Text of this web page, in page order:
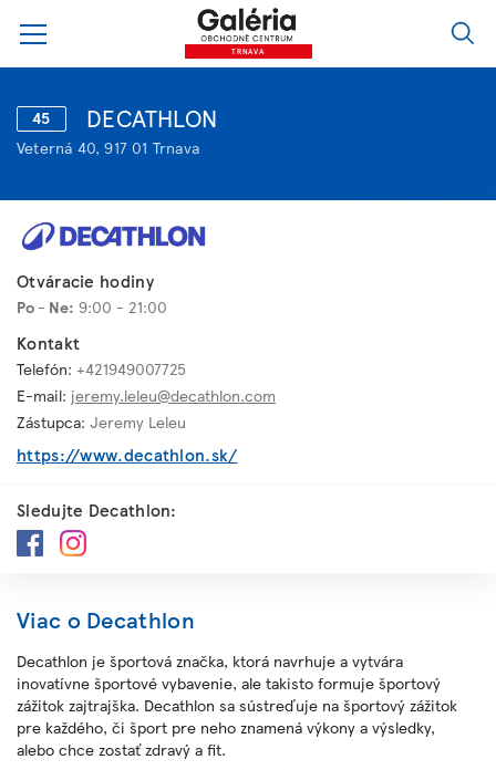
TRNAVA
Otváracie hodiny
Po - Ne: 9:00 - 21:00
Kontakt
Telefón: +421949007725
E-mail: jeremy.leleu@decathlon.com
Zástupca: Jeremy Leleu
https://www.decathlon.sk/
Sledujte Decathlon:
45 DECATHLON
Veterná 40, 917 01 Trnava
Viac o Decathlon
Decathlon je športová značka, ktorá navrhuje a vytvára
inovatívne športové vybavenie, ale takisto formuje športový
zážitok zajtrajška. Decathlon sa sústreďuje na športový zážitok
pre každého, či šport pre neho znamená výkony a výsledky,
alebo chce zostať zdravý a fit.